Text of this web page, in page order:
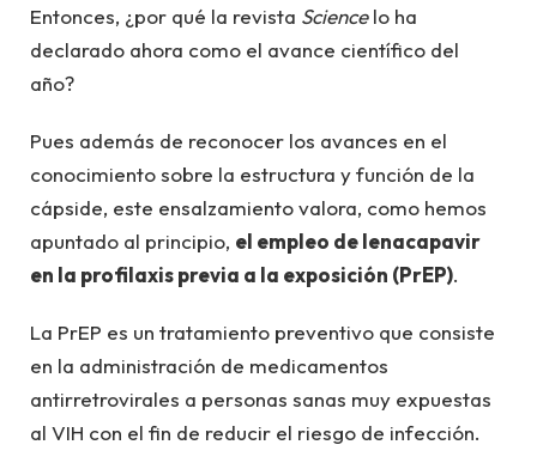
Entonces, ¿por qué la revista Sciencelo ha
declarado ahora como el avance científico del
año?
Pues además de reconocer los avances en el
conocimiento sobre la estructura y función de la
cápside, este ensalzamiento valora, como hemos
apuntado al principio, el empleo de lenacapavir
en la profilaxis previa a la exposición (PrEP).
La PrEP es un tratamiento preventivo que consiste
en la administración de medicamentos
antirretrovirales a personas sanas muy expuestas
al VIH con el fin de reducir el riesgo de infección.